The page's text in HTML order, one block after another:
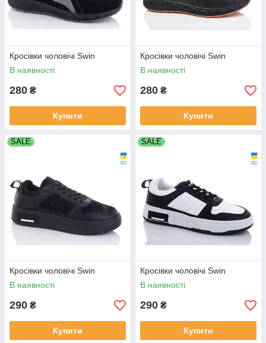
Кросівки чоловічі Swin
В наявності
280 ₴
Купити
Кросівки чоловічі Swin
В наявності
280 ₴
Купити
SALE
Кросівки чоловічі Swin
В наявності
290 ₴
Купити
SALE
Кросівки чоловічі Swin
В наявності
290 ₴
Купити